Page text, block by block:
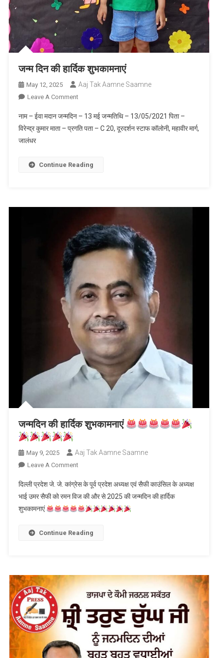
जन्म दिन की हार्दिक शुभकामनाएं
May 12, 2025 Aaj Tak Aamne Saamne
Leave A CommentOn
दिन
की
नाम – ईवा मदान जन्मदिन – 13 मई जन्मतिथि – 13/05/2021 पिता –
विरेन्द्र कुमार माता – प्रगति पता – C 20, दूरदर्शन स्टाफ कॉलोनी, महावीर मार्ग,
जालंधर
Continue Reading
जन्मदिन की हार्दिक शुभकामनाएं
May 9, 2025 Aaj Tak Aamne Saamne
Leave A CommentOn
की
हार्दिक
शुभकामनाएं
दिल्ली प्रदेश जे. जे. कांग्रेस के पूर्व प्रदेश अध्यक्ष एवं सैफी काउंसिल के अध्यक्ष
भाई उमर सैफी को रमन विज की और से 2025 की जन्मदिन की हार्दिक
शुभकामनाएं
Continue Reading